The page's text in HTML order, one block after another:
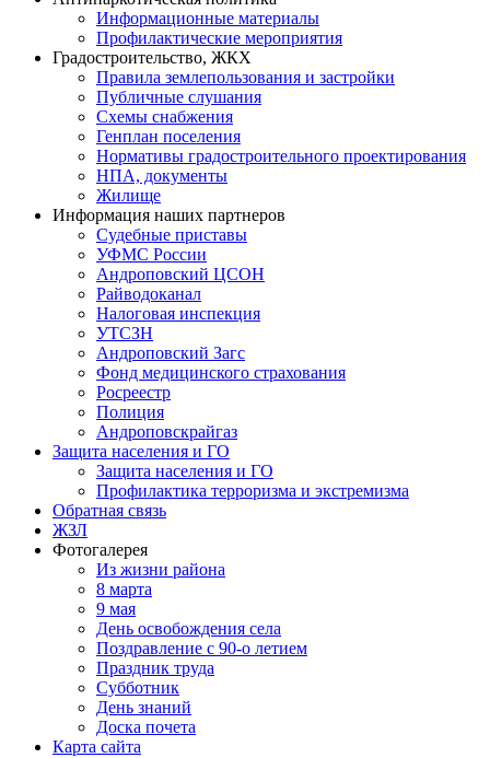
Информационные материалы
Профилактические мероприятия
Градостроительство, ЖКХ
Правила землепользования и застройки
Публичные слушания
Схемы снабжения
Генплан поселения
Нормативы градостроительного проектирования
НПА, документы
Жилище
Информация наших партнеров
Судебные приставы
УФМС России
Андроповский ЦСОН
Райводоканал
Налоговая инспекция
УТСЗН
Андроповский Загс
Фонд медицинского страхования
Росреестр
Полиция
Андроповскрайгаз
Защита населения и ГО
Защита населения и ГО
Профилактика терроризма и экстремизма
Обратная связь
ЖЗЛ
Фотогалерея
Из жизни района
8 марта
9 мая
День освобождения села
Поздравление с 90-о летием
Праздник труда
Субботник
День знаний
Доска почета
Карта сайта